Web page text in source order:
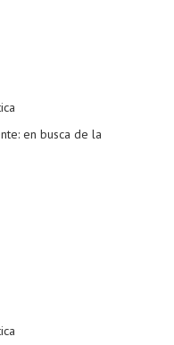
en busca de la